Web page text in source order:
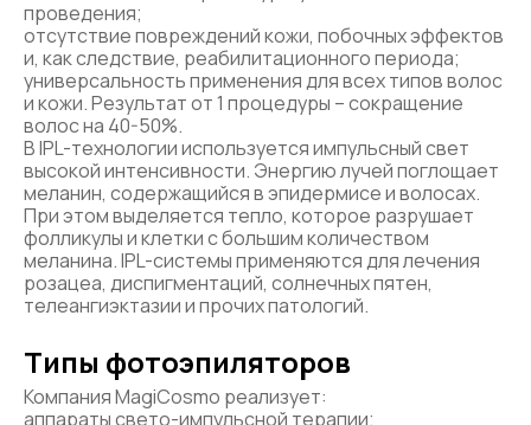
проведения;
отсутствие повреждений кожи, побочных эффектов
и, как следствие, реабилитационного периода;
универсальность применения для всех типов волос
и кожи. Результат от 1 процедуры – сокращение
волос на 40-50%.
В IPL-технологии используется импульсный свет
высокой интенсивности. Энергию лучей поглощает
меланин, содержащийся в эпидермисе и волосах.
При этом выделяется тепло, которое разрушает
фолликулы и клетки с большим количеством
меланина. IPL-системы применяются для лечения
розацеа, диспигментаций, солнечных пятен,
телеангиэктазии и прочих патологий.
Типы фотоэпиляторов
Компания MagiCosmo реализует:
аппараты свето-импульсной терапии;